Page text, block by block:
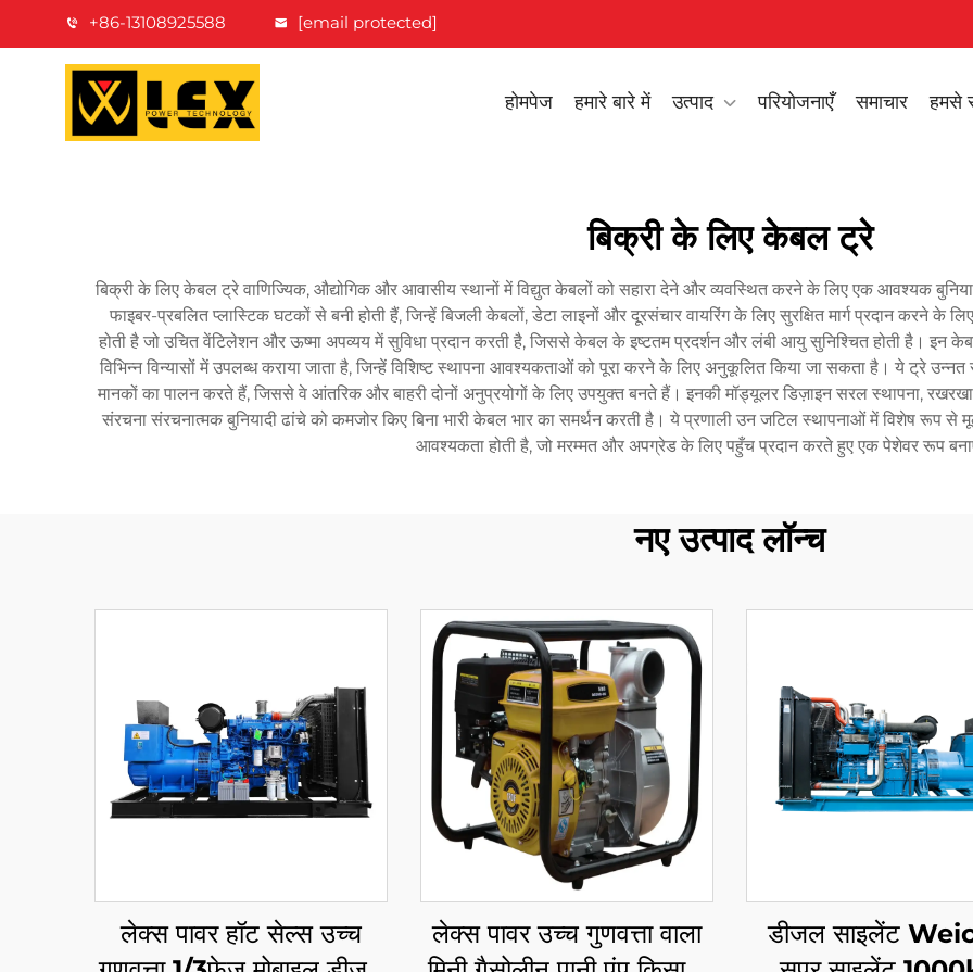
+86-13108925588 [email protected]
होमपेज हमारे बारे में उत्पाद परियोजनाएँ समाचार हमसे
बिक्री के लिए केबल ट्रे
बिक्री के लिए केबल ट्रे वाणिज्यिक, औद्योगिक और आवासीय स्थानों में विद्युत केबलों को सहारा देने और व्यवस्थित करने के लिए एक आवश्यक
फाइबर-प्रबलित प्लास्टिक घटकों से बनी होती हैं, जिन्हें बिजली केबलों, डेटा लाइनों और दूरसंचार वायरिंग के लिए सुरक्षित मार्ग प्रदान करने के
होती है जो उचित वेंटिलेशन और ऊष्मा अपव्यय में सुविधा प्रदान करती है, जिससे केबल के इष्टतम प्रदर्शन और लंबी आयु सुनिश्चित होती है। इन
विभिन्न विन्यासों में उपलब्ध कराया जाता है, जिन्हें विशिष्ट स्थापना आवश्यकताओं को पूरा करने के लिए अनुकूलित किया जा सकता है। ये ट्रे उन्नत
मानकों का पालन करते हैं, जिससे वे आंतरिक और बाहरी दोनों अनुप्रयोगों के लिए उपयुक्त बनते हैं। इनकी मॉड्यूलर डिज़ाइन सरल स्थापना,
संरचना संरचनात्मक बुनियादी ढांचे को कमजोर किए बिना भारी केबल भार का समर्थन करती है। ये प्रणाली उन जटिल स्थापनाओं में विशेष रूप
आवश्यकता होती है, जो मरम्मत और अपग्रेड के लिए पहुँच प्रदान करते हुए एक पेशेवर रूप
नए उत्पाद लॉन्च
लेक्स पावर हॉट सेल्स उच्च
लेक्स पावर उच्च गुणवत्ता वाला
डीजल साइलेंट